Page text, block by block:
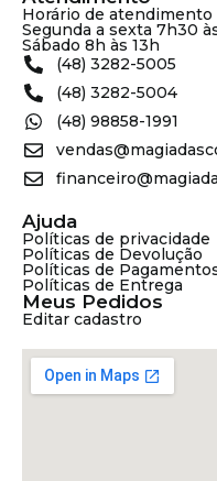
Horário de atendimento
Segunda a sexta 7h30
Sábado 8h às 13h
(48) 3282-5005
(48) 3282-5004
(48) 98858-1991
Ajuda
Políticas de privacidade
Políticas de Devolução
Políticas de
Políticas de Entrega
Meus Pedidos
Editar cadastro